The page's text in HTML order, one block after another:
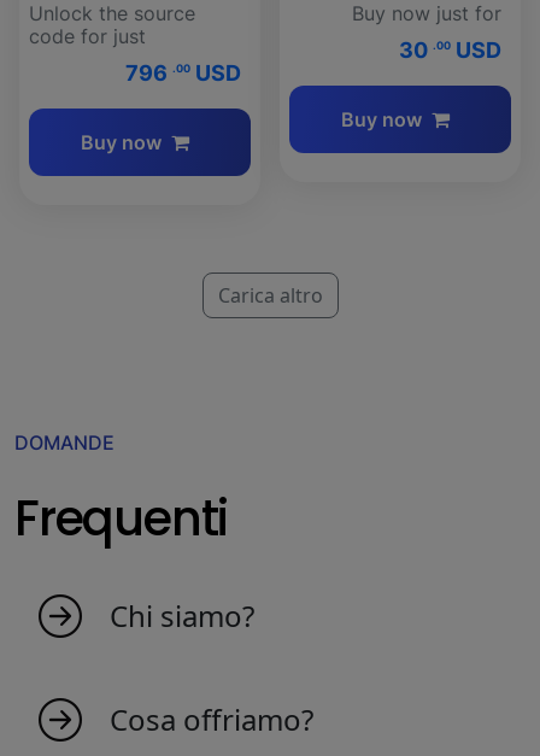
Unlock the source
code for just
796 .00 USD
Buy now
Buy now just for
30 .00 USD
Buy now
Carica altro
DOMANDE
Frequenti
Chi siamo?
una squadra giovane, questo crea indicatori
Cosa offriamo?